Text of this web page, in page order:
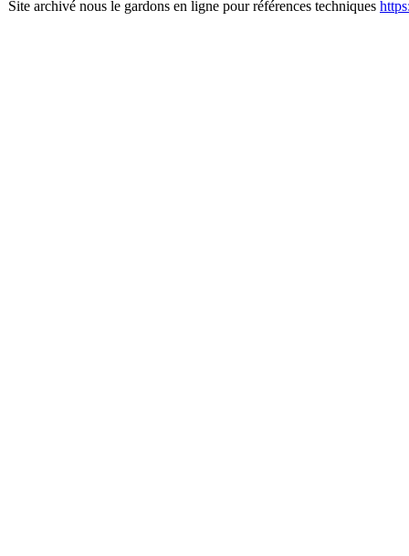
Site archivé nous le gardons en ligne pour références techniques